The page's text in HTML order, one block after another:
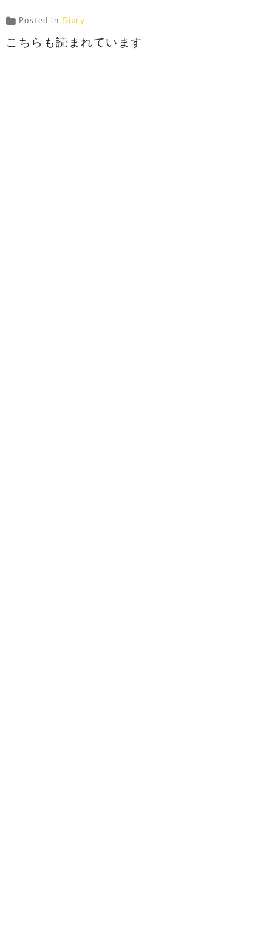
Posted in Diary
こちらも読まれています